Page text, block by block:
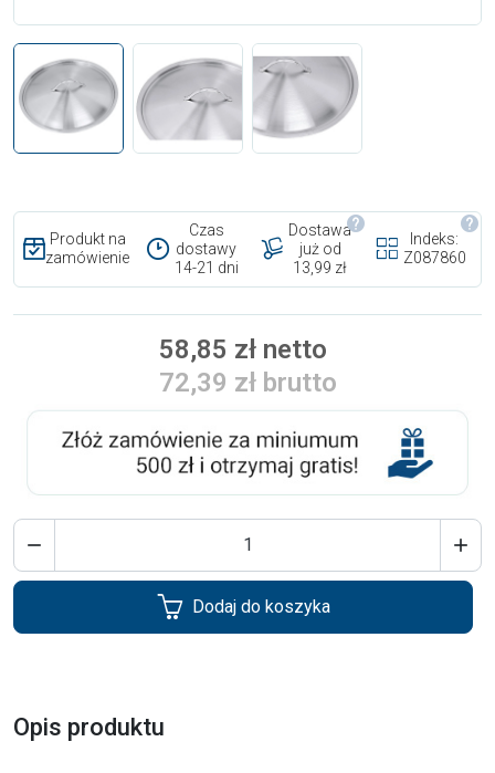
Produkt na
zamówienie
Czas
dostawy
14-21 dni
Dostawa
już od
13,99 zł
Indeks:
Z087860
58,85 zł netto
72,39 zł brutto
 
Dodaj do koszyka
Opis produktu